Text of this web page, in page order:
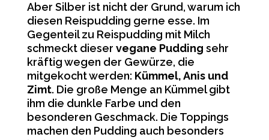
Aber Silber ist nicht der Grund, warum ich
diesen Reispudding gerne esse. Im
Gegenteil zu Reispudding mit Milch
schmeckt dieser vegane Pudding sehr
kräftig wegen der Gewürze, die
mitgekocht werden: Kümmel, Anis und
Zimt. Die große Menge an Kümmel gibt
ihm die dunkle Farbe und den
besonderen Geschmack. Die Toppings
machen den Pudding auch besonders